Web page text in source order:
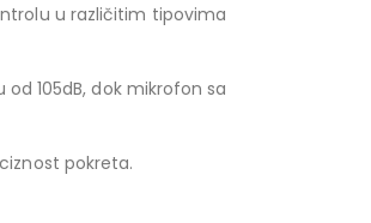
u različitim tipovima
105dB, dok mikrofon sa
pokreta.